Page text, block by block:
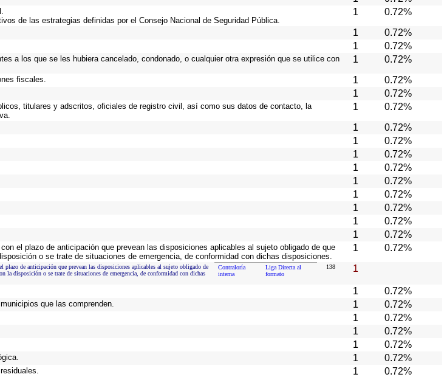
de las estrategias definidas por el Consejo Nacional de Seguridad Pública.
1 0.72%
1 0.72%
1 0.72%
a los que se les hubiera cancelado, condonado, o cualquier otra expresión que se utilice con
1 0.72%
fiscales. 1 0.72%
1 0.72%
titulares y adscritos, oficiales de registro civil, así como sus datos de contacto, la
1 0.72%
1 0.72%
1 0.72%
1 0.72%
1 0.72%
1 0.72%
1 0.72%
1 0.72%
1 0.72%
1 0.72%
el plazo de anticipación que prevean las disposiciones aplicables al sujeto obligado de que
o se trate de situaciones de emergencia, de conformidad con dichas disposiciones.
1 0.72%
de anticipación que prevean las disposiciones aplicables al sujeto obligado de
la disposición o se trate de situaciones de emergencia, de conformidad con dichas
Contraloría
interna
Liga Directa al
formato
138 1
1 0.72%
que las comprenden. 1 0.72%
1 0.72%
1 0.72%
1 0.72%
1 0.72%
1 0.72%